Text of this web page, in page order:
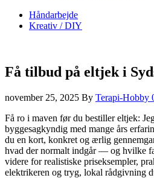
Håndarbejde
Kreativ / DIY
Få tilbud på eltjek i
november 25, 2025 By Terapi-Hobby
Få ro i maven før du bestiller eltjek:
byggesagkyndig med mange års
du en kort, konkret og ærlig
hvad der normalt indgår — og hvilke
videre for realistiske priseksempler,
elektrikeren og tryg, lokal rådgivning